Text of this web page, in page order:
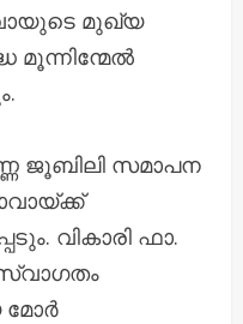
മുഖ്യ
മൂന്നിന്മേൽ
ജൂബിലി സമാപന
വികാരി ഫാ.
മോർ